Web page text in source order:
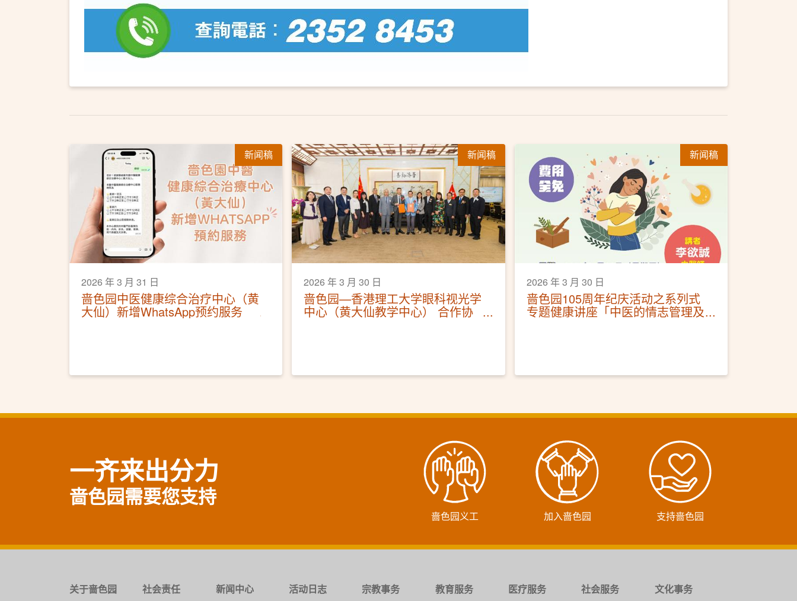
新闻稿
2026 年 3 月 31 日
啬色园中医健康综合治疗中心（黄
大仙）新增WhatsApp预约服务
新闻稿
2026 年 3 月 30 日
啬色园—香港理工大学眼科视光学
中心（黄大仙教学中心） 合作协
新闻稿
2026 年 3 月 30 日
啬色园105周年纪庆活动之系列式
专题健康讲座「中医的情志管理及
一齐来出分力
啬色园需要您支持
啬色园义工 加入啬色园 支持啬色园
关于啬色园 社会责任 新闻中心 活动日志 宗教事务 教育服务 医疗服务 社会服务 文化事务